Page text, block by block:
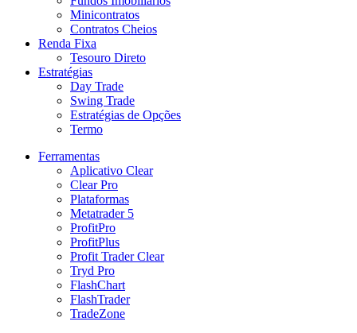
Minicontratos
Contratos Cheios
Renda Fixa
Tesouro Direto
Estratégias
Day Trade
Swing Trade
Estratégias de Opções
Termo
Ferramentas
Aplicativo Clear
Clear Pro
Plataformas
Metatrader 5
ProfitPro
ProfitPlus
Profit Trader Clear
Tryd Pro
FlashChart
FlashTrader
TradeZone